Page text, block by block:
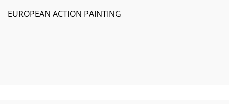
EUROPEAN ACTION PAINTING